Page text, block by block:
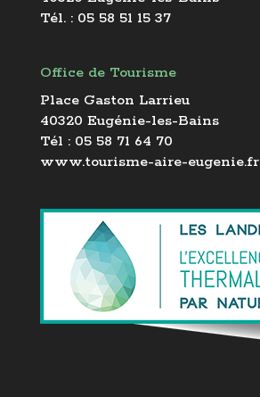
Tél. : 05 58 51 15 37
Office de Tourisme
Place Gaston Larrieu
40320 Eugénie-les-Bains
Tél : 05 58 71 64 70
www.tourisme-aire-eugenie.fr